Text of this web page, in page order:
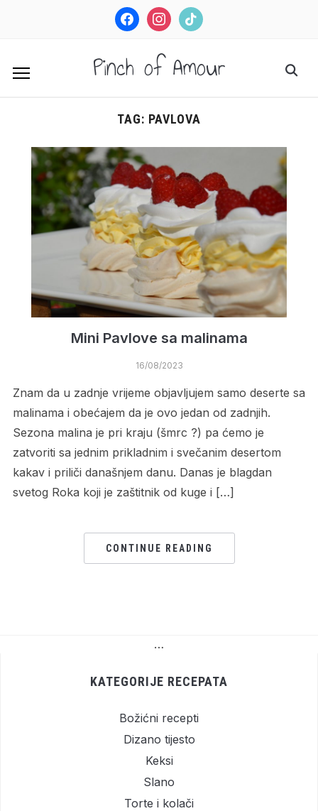
facebookinstagramtiktok
Pinch of Amour
TAG: PAVLOVA
Mini Pavlove sa malinama
16/08/2023
Znam da u zadnje vrijeme objavljujem samo deserte sa
malinama i obećajem da je ovo jedan od zadnjih.
Sezona malina je pri kraju (šmrc ?) pa ćemo je
zatvoriti sa jednim prikladnim i svečanim desertom
kakav i priliči današnjem danu. Danas je blagdan
svetog Roka koji je zaštitnik od kuge i […]
CONTINUE READING
…
KATEGORIJE RECEPATA
Božićni recepti
Dizano tijesto
Keksi
Slano
Torte i kolači